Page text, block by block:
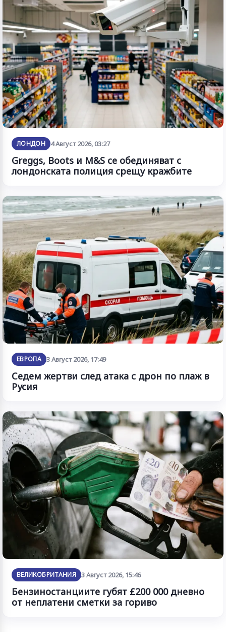
ЛОНДОН 4 Август 2026, 03:27
Greggs, Boots и M&S се обединяват с
лондонската полиция срещу кражбите
ЕВРОПА 3 Август 2026, 17:49
Седем жертви след атака с дрон по плаж в
Русия
ВЕЛИКОБРИТАНИЯ 3 Август 2026, 15:46
Бензиностанциите губят £200 000 дневно
от неплатени сметки за гориво